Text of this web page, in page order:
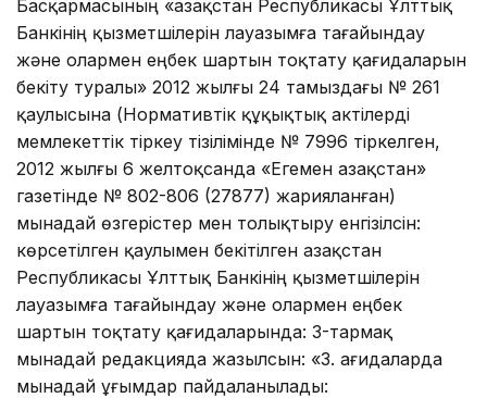
Басқармасының «Қазақстан Республикасы Ұлттық
Банкінің қызметшілерін лауазымға тағайындау
және олармен еңбек шартын тоқтату қағидаларын
бекіту туралы» 2012 жылғы 24 тамыздағы № 261
қаулысына (Нормативтік құқықтық актілерді
мемлекеттік тіркеу тізілімінде № 7996 тіркелген,
2012 жылғы 6 желтоқсанда «Егемен Қазақстан»
газетінде № 802-806 (27877) жарияланған)
мынадай өзгерістер мен толықтыру енгізілсін:
көрсетілген қаулымен бекітілген Қазақстан
Республикасы Ұлттық Банкінің қызметшілерін
лауазымға тағайындау және олармен еңбек
шартын тоқтату қағидаларында: 3-тармақ
мынадай редакцияда жазылсын: «3. Қағидаларда
мынадай ұғымдар пайдаланылады: